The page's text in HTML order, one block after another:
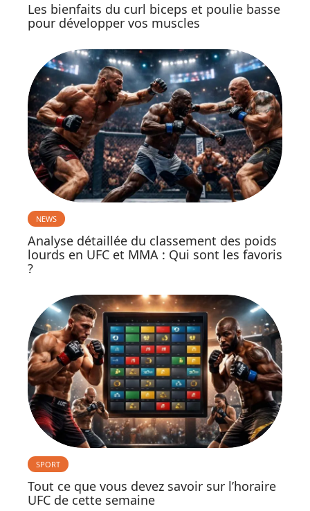
Les bienfaits du curl biceps et poulie basse
pour développer vos muscles
NEWS
Analyse détaillée du classement des poids
lourds en UFC et MMA : Qui sont les favoris
?
SPORT
Tout ce que vous devez savoir sur l’horaire
UFC de cette semaine